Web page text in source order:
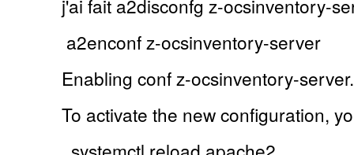
j'ai fait a2disconfg z-ocsinventory-
a2enconf z-ocsinventory-server
Enabling conf z-ocsinventory-server.
To activate the new configuration,